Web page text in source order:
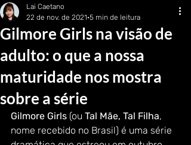
Gilmore Girls na visão de
adulto: o que a nossa
maturidade nos mostra
sobre a série
Lai Caetano
22 de nov. de 2021 5 min de leitura
Gilmore Girls (ou Tal Mãe, Tal Filha,
nome recebido no Brasil) é uma série